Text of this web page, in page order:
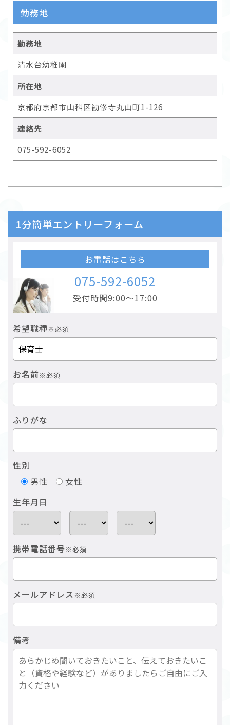
勤務地
勤務地
清水台幼稚園
所在地
京都府京都市山科区勧修寺丸山町1-126
連絡先
075-592-6052
1分簡単エントリーフォーム
お電話はこちら
075-592-6052
受付時間9:00～17:00
希望職種 ※必須
お名前※必須
ふりがな
性別
男性
女性
生年月日
携帯電話番号※必須
メールアドレス ※必須
備考